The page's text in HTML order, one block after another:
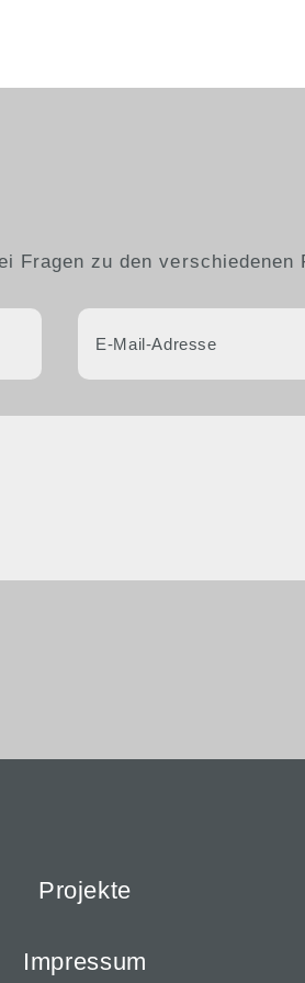
Fragen zu den verschiedenen
Projekte
Impressum